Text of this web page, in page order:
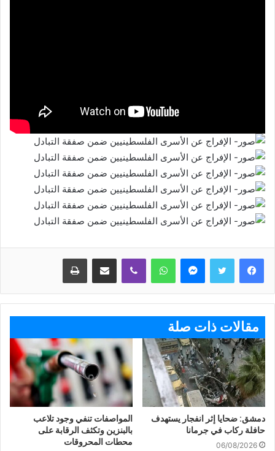
ماسنجر واتساب ڤايبر مشاركة عبر البريد طباعة
مقالات ذات صلة
دمشق: ضحايا إثر انفجار يستهدف
حافلة ركاب في جرمانا
06/08/2026
المواصفات تنفي وجود تلاعب
بالبنزين وتكثف الرقابة على
محطات المحروقات